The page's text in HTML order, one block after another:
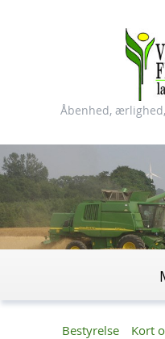
Åbenhed,
Bestyrelse Kort